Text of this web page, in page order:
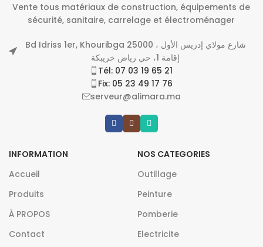
Vente tous matériaux de construction, équipements de
sécurité, sanitaire, carrelage et électroménager
Bd Idriss 1er, Khouribga 25000 شارع مولاي إدريس الأول ،
إقامة 1، حي رياض خريبكة
Tél: 07 03 19 65 21
Fix: 05 23 49 17 76
serveur@alimara.ma
INFORMATION
Accueil
Produits
À PROPOS
Contact
NOS CATEGORIES
Outillage
Peinture
Pomberie
Electricite